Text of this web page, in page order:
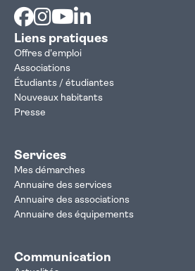
Facebook
Instagram
Youtube
Liens pratiques
Offres d'emploi
Associations
Étudiants / étudiantes
Nouveaux habitants
Presse
Services
Mes démarches
Annuaire des services
Annuaire des associations
Annuaire des équipements
Communication